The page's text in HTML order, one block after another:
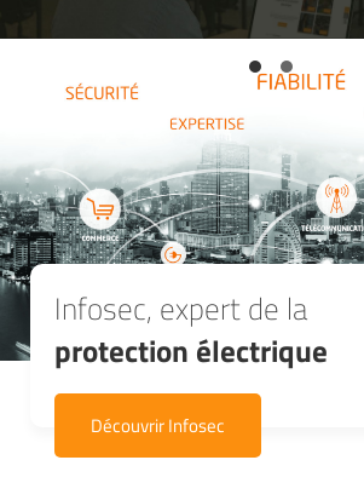
Infosec, expert de la
protection électrique
Découvrir Infosec